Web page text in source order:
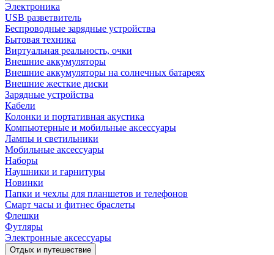
Электроника
USB разветвитель
Беспроводные зарядные устройства
Бытовая техника
Виртуальная реальность, очки
Внешние аккумуляторы
Внешние аккумуляторы на солнечных батареях
Внешние жесткие диски
Зарядные устройства
Кабели
Колонки и портативная акустика
Компьютерные и мобильные аксессуары
Лампы и светильники
Мобильные аксессуары
Наборы
Наушники и гарнитуры
Новинки
Папки и чехлы для планшетов и телефонов
Смарт часы и фитнес браслеты
Флешки
Футляры
Электронные аксессуары
Отдых и путешествие